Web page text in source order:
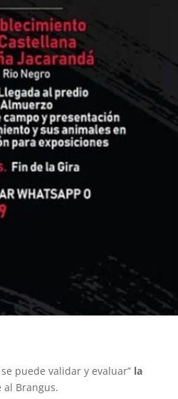
puede validar y evaluar” la
Brangus.